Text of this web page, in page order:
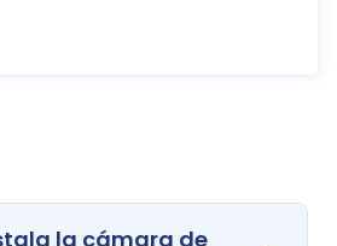
la cámara de